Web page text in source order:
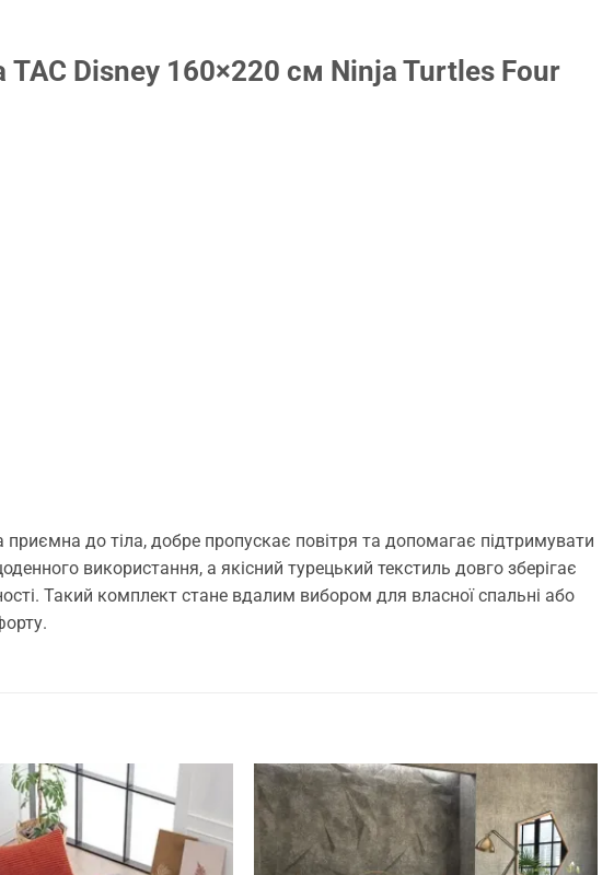
TAC Disney 160×220 см Ninja Turtles Four
до тіла, добре пропускає повітря та допомагає підтримувати
використання, а якісний турецький текстиль довго зберігає
Такий комплект стане вдалим вибором для власної спальні або